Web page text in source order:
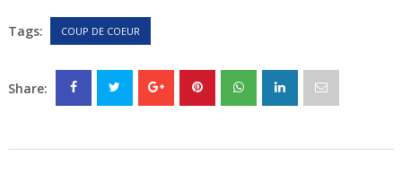
Tags: COUP DE COEUR
Share: